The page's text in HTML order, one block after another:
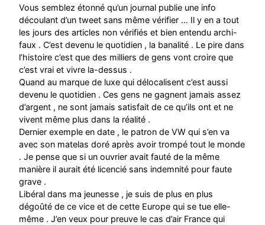
Vous semblez étonné qu’un journal publie une info
découlant d’un tweet sans même vérifier … Il y en a tout
les jours des articles non vérifiés et bien entendu archi-
faux . C’est devenu le quotidien , la banalité . Le pire dans
l’histoire c’est que des milliers de gens vont croire que
c’est vrai et vivre la-dessus .
Quand au marque de luxe qui délocalisent c’est aussi
devenu le quotidien . Ces gens ne gagnent jamais assez
d’argent , ne sont jamais satisfait de ce qu’ils ont et ne
vivent même plus dans la réalité .
Dernier exemple en date , le patron de VW qui s’en va
avec son matelas doré après avoir trompé tout le monde
. Je pense que si un ouvrier avait fauté de la même
manière il aurait été licencié sans indemnité pour faute
grave .
Libéral dans ma jeunesse , je suis de plus en plus
dégoûté de ce vice et de cette Europe qui se tue elle-
même . J’en veux pour preuve le cas d’air France qui